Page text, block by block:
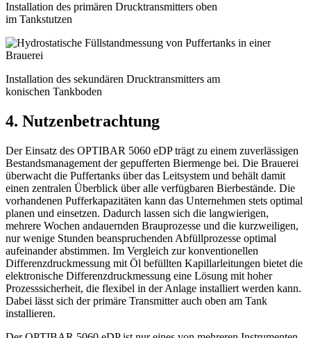
Installation des primären Drucktransmitters oben
im Tankstutzen
Installation des sekundären Drucktransmitters am
konischen Tankboden
4. Nutzenbetrachtung
Der Einsatz des OPTIBAR 5060 eDP trägt zu einem zuverlässigen
Bestandsmanagement der gepufferten Biermenge bei. Die Brauerei
überwacht die Puffertanks über das Leitsystem und behält damit
einen zentralen Überblick über alle verfügbaren Bierbestände. Die
vorhandenen Pufferkapazitäten kann das Unternehmen stets optimal
planen und einsetzen. Dadurch lassen sich die langwierigen,
mehrere Wochen andauernden Brauprozesse und die kurzweiligen,
nur wenige Stunden beanspruchenden Abfüllprozesse optimal
aufeinander abstimmen. Im Vergleich zur konventionellen
Differenzdruckmessung mit Öl befüllten Kapillarleitungen bietet die
elektronische Differenzdruckmessung eine Lösung mit hoher
Prozesssicherheit, die flexibel in der Anlage installiert werden kann.
Dabei lässt sich der primäre Transmitter auch oben am Tank
installieren.